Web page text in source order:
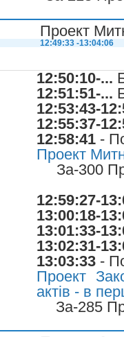
Проект
12:49:33 -13:04:06
12:50:10-...
12:51:51-...
12:53:43-
12:55:37-
12:58:41 -
Проект
За-300
12:59:27-
13:00:18-
13:01:33-
13:02:31-
13:03:33 -
Проект
актів - в
За-285